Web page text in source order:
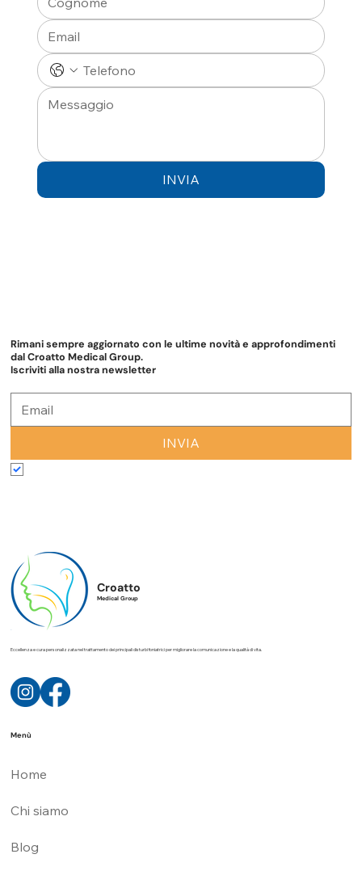
INVIA
Rimani sempre aggiornato con le ultime novità e approfondimenti
dal Croatto Medical Group.
Iscriviti alla nostra newsletter
INVIA
Croatto
Medical Group
Eccellenza e cura personalizzata nel trattamento dei principali disturbi foniatrici per migliorare la comunicazione e la qualità di vita.
Menù
Home
Chi siamo
Blog